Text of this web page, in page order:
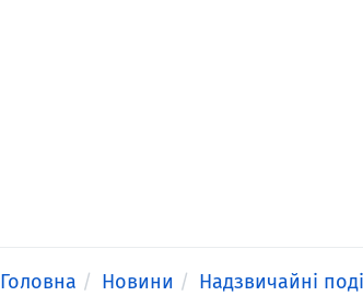
Головна Новини Надзвичайні